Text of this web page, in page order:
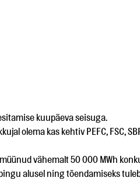
kuupäeva seisuga.
olema kas kehtiv PEFC, FSC,
vähemalt 50 000 MWh
alusel ning tõendamiseks